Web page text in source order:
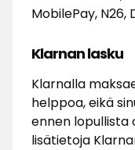
MobilePay, N26,
Klarnan lasku
Klarnalla
helppoa, eikä
ennen
lisätietoja